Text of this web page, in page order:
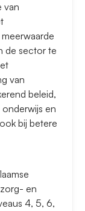
van
de sector te
van
beleid,
en
bij betere
en
4, 5, 6,